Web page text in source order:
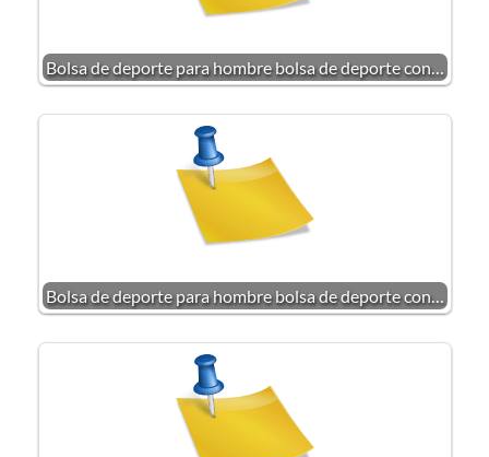
Bolsa de deporte para hombre bolsa de deporte con…
Bolsa de deporte para hombre bolsa de deporte con…